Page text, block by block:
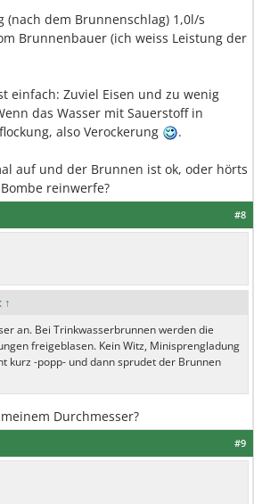
(nach dem Brunnenschlag) 1,0l/s
Brunnenbauer (ich weiss Leistung der
einfach: Zuviel Eisen und zu wenig
das Wasser mit Sauerstoff in
also Verockerung
.
auf und der Brunnen ist ok, oder hörts
reinwerfe?
#8
↑
an. Bei Trinkwasserbrunnen werden die
freigeblasen. Kein Witz, Minisprengladung
kurz -popp- und dann sprudet der Brunnen
Durchmesser?
#9